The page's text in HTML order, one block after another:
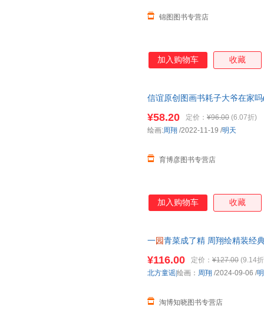
锦图图书专营店
加入购物车 收藏
信谊原创图画书耗子大爷在家
¥58.20 定价： ¥96.00 (6.07折)
育博彦图书专营店
绘画:周翔 /2022-11-19 /明天
加入购物车 收藏
一园 青菜成了精 周翔绘精装经
¥116.00 定价： ¥127.00 (9.14
淘博知晓图书专营店
北方童谣|绘画： 周翔 /2024-09-06 /